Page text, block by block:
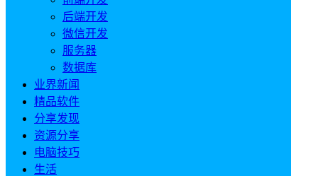
后端开发
微信开发
服务器
数据库
业界新闻
精品软件
分享发现
资源分享
电脑技巧
生活